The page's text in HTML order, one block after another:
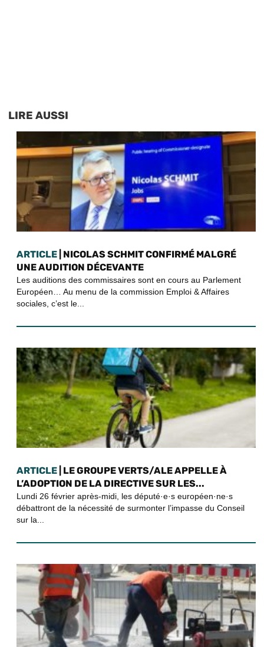
LIRE AUSSI
ARTICLE | NICOLAS SCHMIT CONFIRMÉ MALGRÉ
UNE AUDITION DÉCEVANTE
Les auditions des commissaires sont en cours au Parlement
Européen… Au menu de la commission Emploi & Affaires
sociales, c’est le...
ARTICLE | LE GROUPE VERTS/ALE APPELLE À
L’ADOPTION DE LA DIRECTIVE SUR LES...
Lundi 26 février après-midi, les député·e·s européen·ne·s
débattront de la nécessité de surmonter l’impasse du Conseil
sur la...